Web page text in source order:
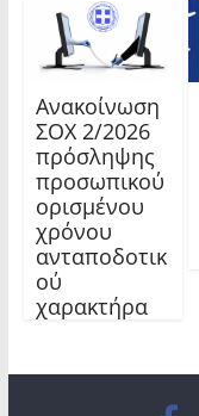
Ανακοίνωση
ΣΟΧ 2/2026
πρόσληψης
προσωπικού
ορισμένου
χρόνου
ανταποδοτικ
ού
χαρακτήρα